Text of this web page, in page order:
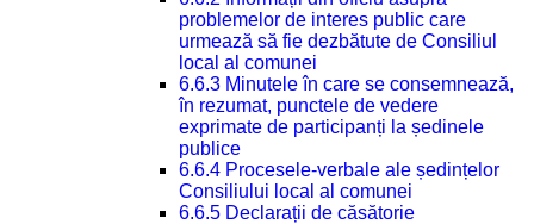
problemelor de interes public care
urmează să fie dezbătute de Consiliul
local al comunei
6.6.3 Minutele în care se consemnează,
în rezumat, punctele de vedere
exprimate de participanți la ședinele
publice
6.6.4 Procesele-verbale ale ședințelor
Consiliului local al comunei
6.6.5 Declarații de căsătorie